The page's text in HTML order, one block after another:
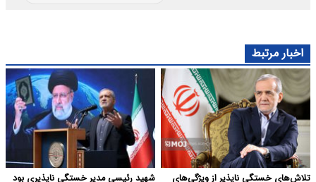
اخبار مرتبط
تلاش‌های خستگی ناپذیر از ویژگی‌های شهید رئیسی مدیر خستگی ناپذیری بود